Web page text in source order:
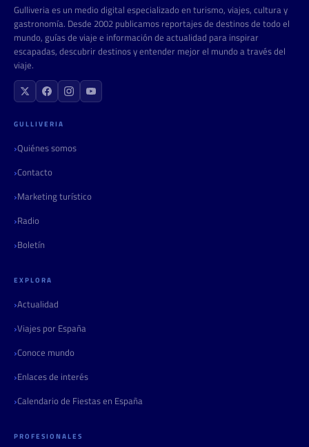
Gulliveria es un medio digital especializado en turismo, viajes, cultura y
gastronomía. Desde 2002 publicamos reportajes de destinos de todo el
mundo, guías de viaje e información de actualidad para inspirar
escapadas, descubrir destinos y entender mejor el mundo a través del
viaje.
GULLIVERIA
Quiénes somos
Contacto
Marketing turístico
Radio
Boletín
EXPLORA
Actualidad
Viajes por España
Conoce mundo
Enlaces de interés
Calendario de Fiestas en España
PROFESIONALES